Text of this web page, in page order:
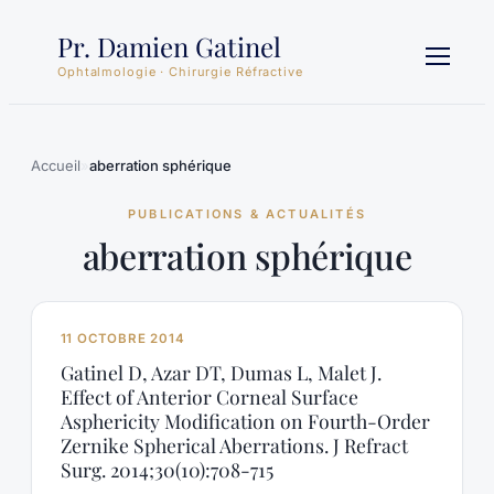
contenu
Pr. Damien Gatinel
Ophtalmologie · Chirurgie Réfractive
Accueil aberration sphérique
PUBLICATIONS & ACTUALITÉS
aberration sphérique
11 OCTOBRE 2014
Gatinel D, Azar DT, Dumas L, Malet J.
Effect of Anterior Corneal Surface
Asphericity Modification on Fourth-Order
Zernike Spherical Aberrations. J Refract
Surg. 2014;30(10):708-715